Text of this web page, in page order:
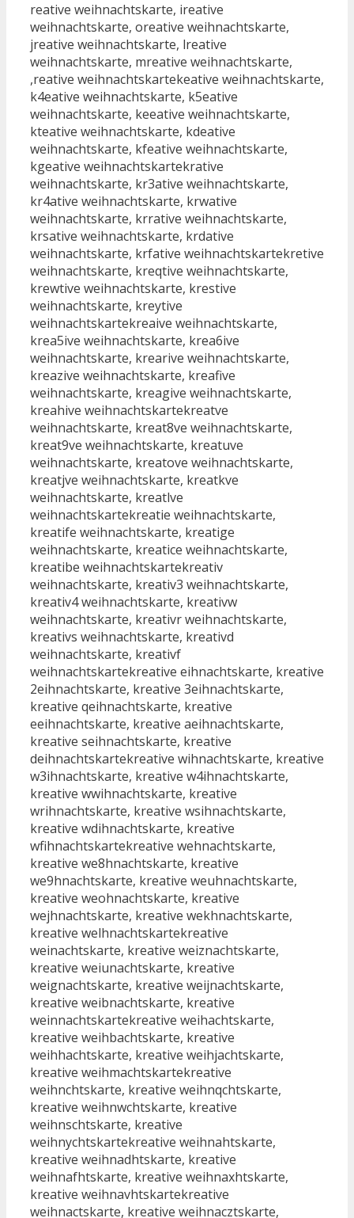
reative weihnachtskarte, ireative
weihnachtskarte, oreative weihnachtskarte,
jreative weihnachtskarte, lreative
weihnachtskarte, mreative weihnachtskarte,
,reative weihnachtskartekeative weihnachtskarte,
k4eative weihnachtskarte, k5eative
weihnachtskarte, keeative weihnachtskarte,
kteative weihnachtskarte, kdeative
weihnachtskarte, kfeative weihnachtskarte,
kgeative weihnachtskartekrative
weihnachtskarte, kr3ative weihnachtskarte,
kr4ative weihnachtskarte, krwative
weihnachtskarte, krrative weihnachtskarte,
krsative weihnachtskarte, krdative
weihnachtskarte, krfative weihnachtskartekretive
weihnachtskarte, kreqtive weihnachtskarte,
krewtive weihnachtskarte, krestive
weihnachtskarte, kreytive
weihnachtskartekreaive weihnachtskarte,
krea5ive weihnachtskarte, krea6ive
weihnachtskarte, krearive weihnachtskarte,
kreazive weihnachtskarte, kreafive
weihnachtskarte, kreagive weihnachtskarte,
kreahive weihnachtskartekreatve
weihnachtskarte, kreat8ve weihnachtskarte,
kreat9ve weihnachtskarte, kreatuve
weihnachtskarte, kreatove weihnachtskarte,
kreatjve weihnachtskarte, kreatkve
weihnachtskarte, kreatlve
weihnachtskartekreatie weihnachtskarte,
kreatife weihnachtskarte, kreatige
weihnachtskarte, kreatice weihnachtskarte,
kreatibe weihnachtskartekreativ
weihnachtskarte, kreativ3 weihnachtskarte,
kreativ4 weihnachtskarte, kreativw
weihnachtskarte, kreativr weihnachtskarte,
kreativs weihnachtskarte, kreativd
weihnachtskarte, kreativf
weihnachtskartekreative eihnachtskarte, kreative
2eihnachtskarte, kreative 3eihnachtskarte,
kreative qeihnachtskarte, kreative
eeihnachtskarte, kreative aeihnachtskarte,
kreative seihnachtskarte, kreative
deihnachtskartekreative wihnachtskarte, kreative
w3ihnachtskarte, kreative w4ihnachtskarte,
kreative wwihnachtskarte, kreative
wrihnachtskarte, kreative wsihnachtskarte,
kreative wdihnachtskarte, kreative
wfihnachtskartekreative wehnachtskarte,
kreative we8hnachtskarte, kreative
we9hnachtskarte, kreative weuhnachtskarte,
kreative weohnachtskarte, kreative
wejhnachtskarte, kreative wekhnachtskarte,
kreative welhnachtskartekreative
weinachtskarte, kreative weiznachtskarte,
kreative weiunachtskarte, kreative
weignachtskarte, kreative weijnachtskarte,
kreative weibnachtskarte, kreative
weinnachtskartekreative weihachtskarte,
kreative weihbachtskarte, kreative
weihhachtskarte, kreative weihjachtskarte,
kreative weihmachtskartekreative
weihnchtskarte, kreative weihnqchtskarte,
kreative weihnwchtskarte, kreative
weihnschtskarte, kreative
weihnychtskartekreative weihnahtskarte,
kreative weihnadhtskarte, kreative
weihnafhtskarte, kreative weihnaxhtskarte,
kreative weihnavhtskartekreative
weihnactskarte, kreative weihnacztskarte,